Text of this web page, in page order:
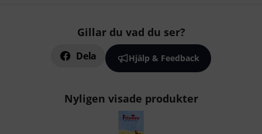
Gillar du vad du ser?
Dela Hjälp & Feedback
Nyligen visade produkter